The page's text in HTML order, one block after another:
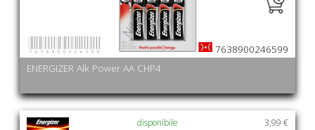
ENERGIZER Alk Power AA CHP4
7638900246599
3,99 €
disponibile